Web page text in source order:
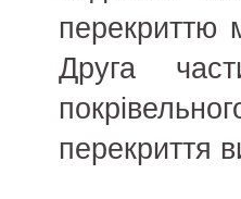
перекриттю
Друга
перекриття